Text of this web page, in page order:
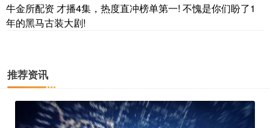
牛金所配资 才播4集，热度直冲榜单第一! 不愧是你们盼了1
年的黑马古装大剧!
推荐资讯